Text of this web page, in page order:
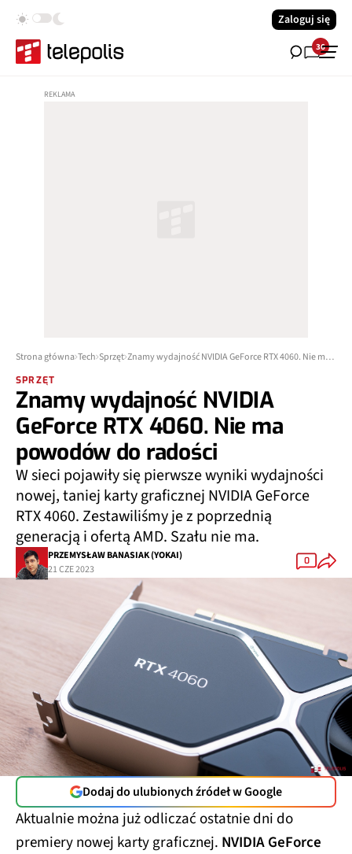
Zaloguj się
36
Strona główna Tech Sprzęt Znamy wydajność NVIDIA GeForce RTX 4060. Nie ma powodów do radości
SPRZĘT
Znamy wydajność NVIDIA
GeForce RTX 4060. Nie ma
powodów do radości
W sieci pojawiły się pierwsze wyniki wydajności
nowej, taniej karty graficznej NVIDIA GeForce
RTX 4060. Zestawiliśmy je z poprzednią
generacją i ofertą AMD. Szału nie ma.
PRZEMYSŁAW BANASIAK (YOKAI)
21 CZE 2023
0
Dodaj do ulubionych źródeł w Google
Aktualnie można już odliczać ostatnie dni do
premiery nowej karty graficznej. NVIDIA GeForce